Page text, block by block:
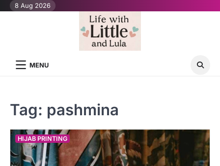
Skip8 Aug 2026
MENU
Tag: pashmina
HIJAB PRINTING